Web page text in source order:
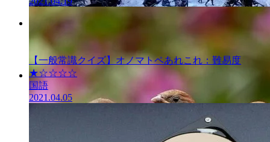
一般常識クイ
一般常識クイ
ズ
【一般常識クイズ】オノマトペあれこれ：難易度
★☆☆☆☆
国語
2021.04.05